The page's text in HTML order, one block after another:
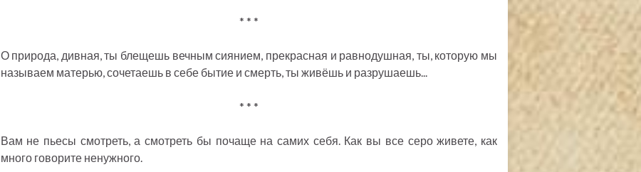
* * *
О природа, дивная, ты блещешь вечным сиянием, прекрасная и равнодушная, ты, которую мы
называем матерью, сочетаешь в себе бытие и смерть, ты живёшь и разрушаешь...
* * *
Вам не пьесы смотреть, а смотреть бы почаще на самих себя. Как вы все серо живете, как
много говорите ненужного.